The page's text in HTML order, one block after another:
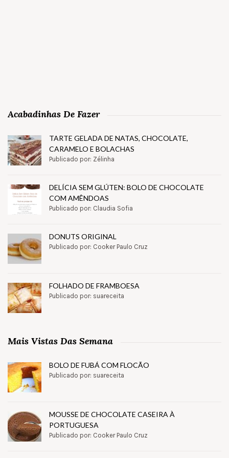
Acabadinhas De Fazer
TARTE GELADA DE NATAS, CHOCOLATE,
CARAMELO E BOLACHAS
Publicado por: Zélinha
DELÍCIA SEM GLÚTEN: BOLO DE CHOCOLATE
COM AMÊNDOAS
Publicado por: Claudia Sofia
DONUTS ORIGINAL
Publicado por: Cooker Paulo Cruz
FOLHADO DE FRAMBOESA
Publicado por: suareceita
Mais Vistas Das Semana
BOLO DE FUBÁ COM FLOCÃO
Publicado por: suareceita
MOUSSE DE CHOCOLATE CASEIRA À
PORTUGUESA
Publicado por: Cooker Paulo Cruz